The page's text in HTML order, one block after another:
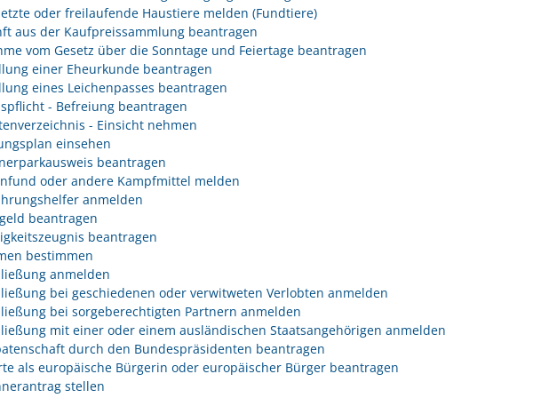
oder freilaufende Haustiere melden (Fundtiere)
aus der Kaufpreissammlung beantragen
vom Gesetz über die Sonntage und Feiertage beantragen
einer Eheurkunde beantragen
eines Leichenpasses beantragen
- Befreiung beantragen
- Einsicht nehmen
einsehen
beantragen
oder andere Kampfmittel melden
anmelden
beantragen
beantragen
bestimmen
anmelden
bei geschiedenen oder verwitweten Verlobten anmelden
bei sorgeberechtigten Partnern anmelden
mit einer oder einem ausländischen Staatsangehörigen anmelden
durch den Bundespräsidenten beantragen
als europäische Bürgerin oder europäischer Bürger beantragen
stellen